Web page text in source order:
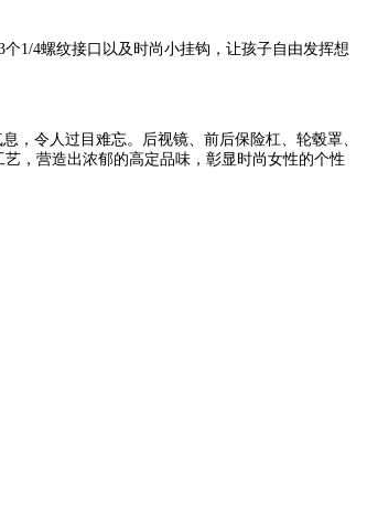
1/4螺纹接口以及时尚小挂钩，让孩子自由发挥想
，令人过目难忘。后视镜、前后保险杠、轮毂罩、
，营造出浓郁的高定品味，彰显时尚女性的个性